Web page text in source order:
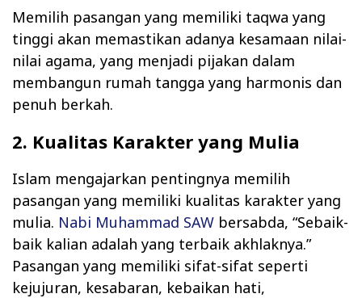
Memilih pasangan yang memiliki taqwa yang
tinggi akan memastikan adanya kesamaan nilai-
nilai agama, yang menjadi pijakan dalam
membangun rumah tangga yang harmonis dan
penuh berkah.
2. Kualitas Karakter yang Mulia
Islam mengajarkan pentingnya memilih
pasangan yang memiliki kualitas karakter yang
mulia. Nabi Muhammad SAW bersabda, “Sebaik-
baik kalian adalah yang terbaik akhlaknya.”
Pasangan yang memiliki sifat-sifat seperti
kejujuran, kesabaran, kebaikan hati,